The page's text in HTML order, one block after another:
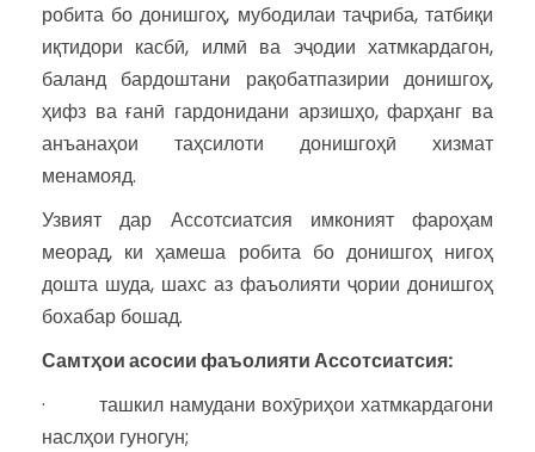
робита бо донишгоҳ, мубодилаи таҷриба, татбиқи
иқтидори касбӣ, илмӣ ва эҷодии хатмкардагон,
баланд бардоштани рақобатпазирии донишгоҳ,
ҳифз ва ғанӣ гардонидани арзишҳо, фарҳанг ва
анъанаҳои таҳсилоти донишгоҳӣ хизмат
менамояд.
Узвият дар Ассотсиатсия имконият фароҳам
меорад, ки ҳамеша робита бо донишгоҳ нигоҳ
дошта шуда, шахс аз фаъолияти ҷории донишгоҳ
бохабар бошад.
Самтҳои асосии фаъолияти Ассотсиатсия:
· ташкил намудани вохӯриҳои хатмкардагони
наслҳои гуногун;